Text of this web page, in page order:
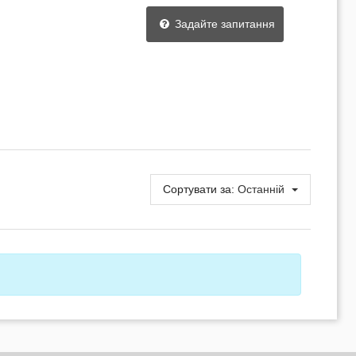
Задайте запитання
Сортувати за: Останній